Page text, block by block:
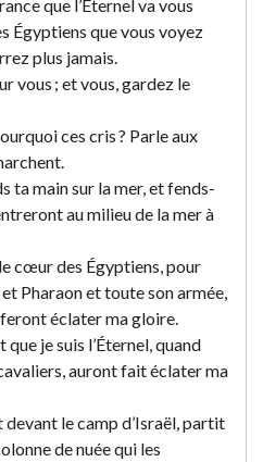
que l’Éternel va vous
Égyptiens que vous voyez
plus jamais.
vous ; et vous, gardez le
ces cris ? Parle aux
ta main sur la mer, et fends-
au milieu de la mer à
cœur des Égyptiens, pour
Pharaon et toute son armée,
éclater ma gloire.
je suis l’Éternel, quand
auront fait éclater ma
devant le camp d’Israël, partit
de nuée qui les